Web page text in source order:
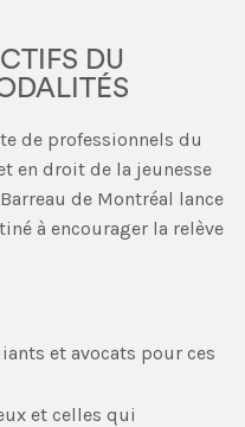
DU
de professionnels du
en droit de la jeunesse
de Montréal lance
à encourager la relève
et avocats pour ces
et celles qui